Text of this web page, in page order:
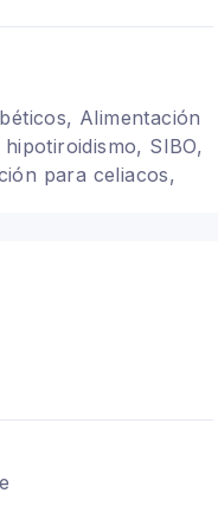
Alimentación
SIBO,
para celiacos,